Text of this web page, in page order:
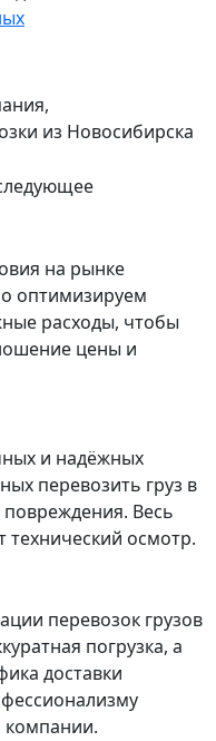
из Новосибирска
на рынке
оптимизируем
расходы, чтобы
цены и
и надёжных
перевозить груз в
Весь
технический осмотр.
перевозок грузов
погрузка, а
доставки